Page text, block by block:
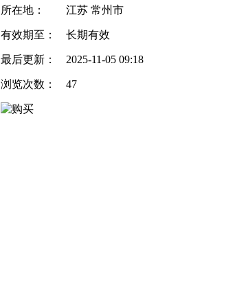
所在地： 江苏 常州市
有效期至： 长期有效
最后更新： 2025-11-05 09:18
浏览次数： 47